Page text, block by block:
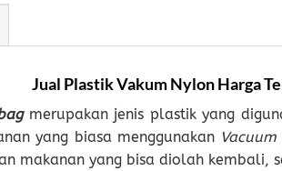
Jual Plastik VakumNylonHarga
merupakan jenis plastik yang
yang biasa menggunakan Vacuum
makanan yang bisa diolah